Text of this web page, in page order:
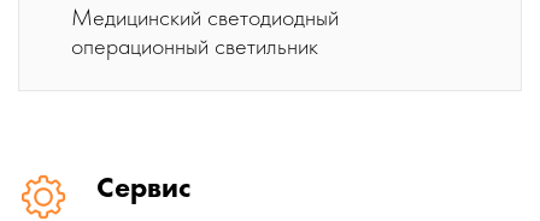
Медицинский светодиодный
операционный светильник
Сервис